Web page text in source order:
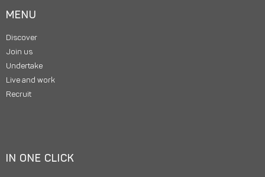
MENU
Discover
Join us
Undertake
Live and work
Recruit
IN ONE CLICK